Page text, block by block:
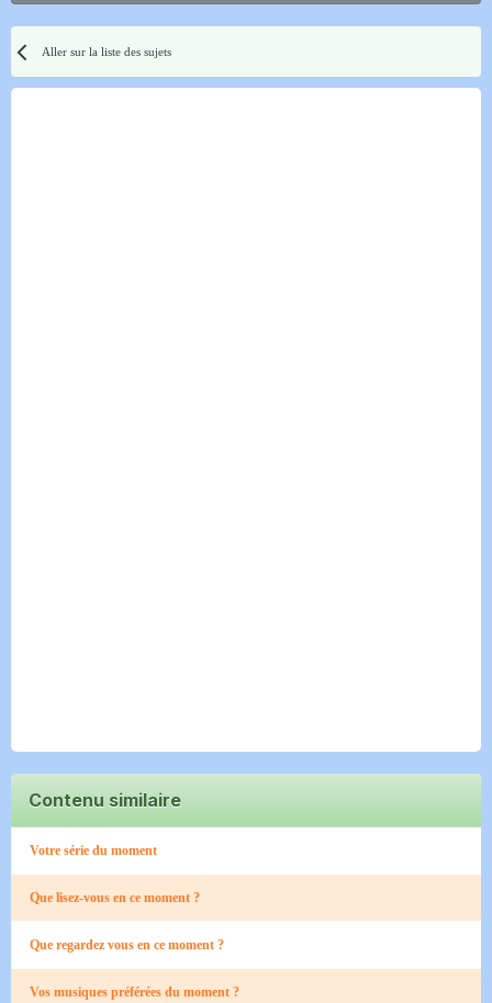
Aller sur la liste des sujets
Contenu similaire
Votre série du moment
Que lisez-vous en ce moment ?
Que regardez vous en ce moment ?
Vos musiques préférées du moment ?